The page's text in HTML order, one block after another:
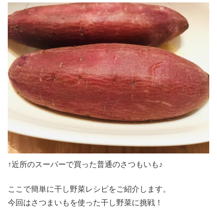
↑近所のスーパーで買った普通のさつもいも♪
ここで簡単に干し野菜レシピをご紹介します。
今回はさつまいもを使った干し野菜に挑戦！